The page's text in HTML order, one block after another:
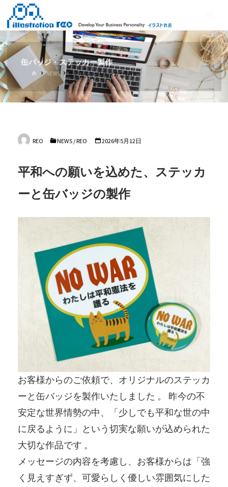
テ
ン
ツ
へ
ス
キ
ッ
ス
ト
れ
お
缶バッジ・ステッカー製作
ホ
ー
NEWS 缶バッジ・ステッカー製作
REO NEWS /REO 2026年5月12日
平和への願いを込めた、ステッカ
ーと缶バッジの製作
お客様からのご依頼で、オリジナルのステッカ
ーと缶バッジを製作いたしました 。 昨今の不
安定な世界情勢の中、「少しでも平和な世の中
に戻るように」という切実な願いが込められた
大切な作品です 。
メッセージの内容を考慮し、お客様からは「強
く見えすぎず、可愛らしく優しい雰囲気にした